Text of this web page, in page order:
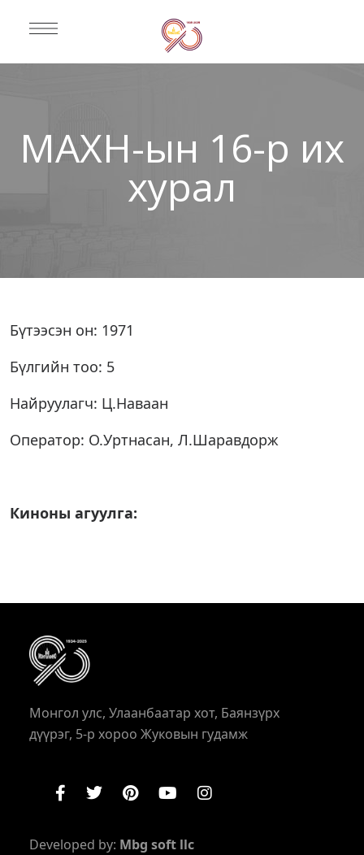
МАХН-ын 16-р их
хурал
Бүтээсэн он: 1971
Бүлгийн тоо: 5
Найруулагч: Ц.Наваан
Оператор: О.Уртнасан, Л.Шаравдорж
Киноны агуулга:
Монгол улс, Улаанбаатар хот, Баянзүрх
дүүрэг, 5-р хороо Жуковын гудамж
Developed by: Mbg soft llc